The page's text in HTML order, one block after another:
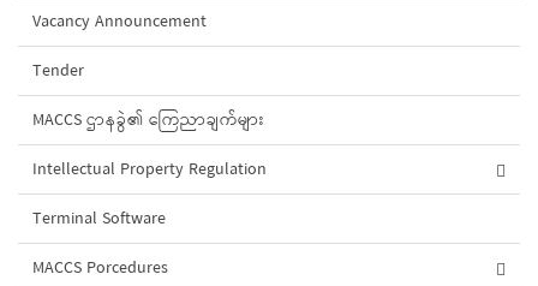
Vacancy Announcement
Tender
MACCS ဌာနခွဲ၏ ကြေညာချက်များ
Intellectual Property Regulation
Terminal Software
MACCS Porcedures